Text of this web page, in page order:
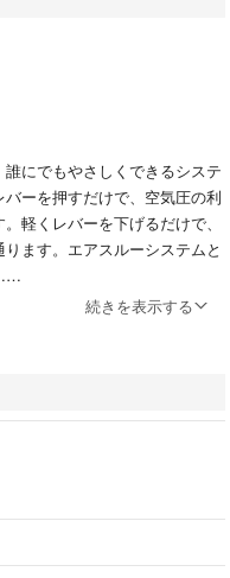
にでもやさしくできるシステ
ーを押すだけで、空気圧の利
軽くレバーを下げるだけで、
ます。エアスルーシステムと
続きを表示する